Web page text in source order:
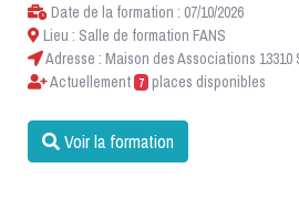
Date de la formation : 07/10/2026
Lieu : Salle de formation FANS
Adresse : Maison des Associations 13310
Actuellement 7 places disponibles
Voir la formation